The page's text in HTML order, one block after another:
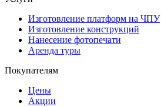
Изготовление платформ на ЧПУ
Изготовление конструкций
Нанесение фотопечати
Аренда туры
Покупателям
Цены
Акции